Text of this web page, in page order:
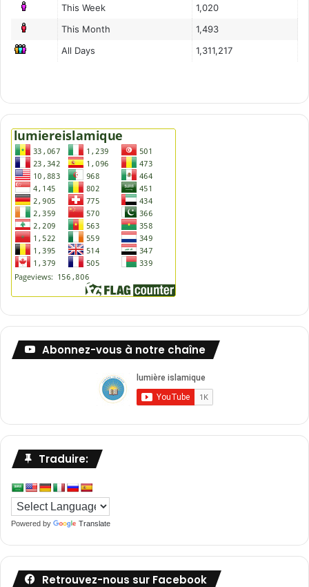
This Week
1,020
This Month
1,493
All Days
1,311,217
Abonnez-vous à notre chaîne
Traduire:
Powered by Translate
Retrouvez-nous sur Facebook